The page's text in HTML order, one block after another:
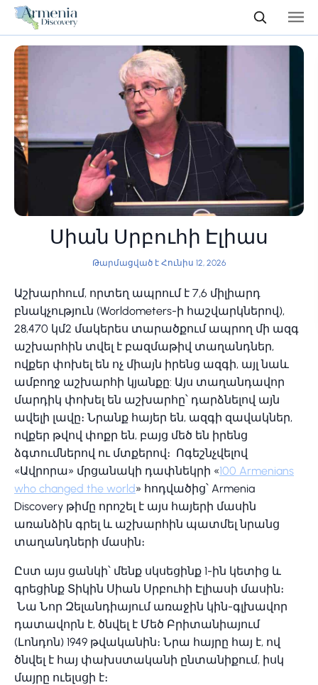
Սիան Սրբուհի Էլիաս
Թարմացված է Հունիս 12, 2026
Աշխարհում, որտեղ ապրում է 7,6 միլիարդ
բնակչություն (Worldometers-ի հաշվարկներով),
28,470 կմ2 մակերես տարածքում ապրող մի ազգ
աշխարհին տվել է բազմաթիվ տաղանդներ,
ովքեր փոխել են ոչ միայն իրենց ազգի, այլ նաև
ամբողջ աշխարհի կյանքը: Այս տաղանդավոր
մարդիկ փոխել են աշխարհը՝ դարձնելով այն
ավելի լավը։ Նրանք հայեր են, ազգի զավակներ,
ովքեր թվով փոքր են, բայց մեծ են իրենց
ձգտումներով ու մտքերով։ Ոգեշնչվելով
«Ավրորա» մրցանակի դափնեկրի «100 Armenians
who changed the world» հոդվածից՝ Armenia
Discovery թիմը որոշել է այս հայերի մասին
առանձին գրել և աշխարհին պատմել նրանց
տաղանդների մասին։
Ըստ այս ցանկի՝ մենք սկսեցինք 1-ին կետից և
գրեցինք Տիկին Սիան Սրբուհի Էլիասի մասին։
Նա Նոր Զելանդիայում առաջին կին-գլխավոր
դատավորն է, ծնվել է Մեծ Բրիտանիայում
(Լոնդոն) 1949 թվականին։ Նրա հայրը հայ է, ով
ծնվել է հայ փախստականի ընտանիքում, իսկ
մայրը ուելսցի է։